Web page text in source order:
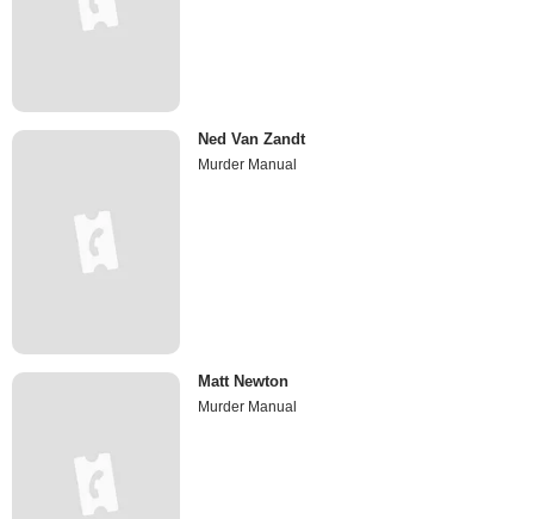
Ned Van Zandt
Murder Manual
Matt Newton
Murder Manual